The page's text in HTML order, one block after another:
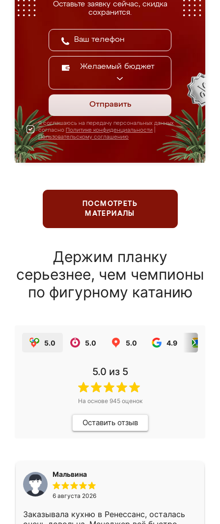
Оставьте заявку сейчас, скидка
сохранится.
Желаемый бюджет
Отправить
Я соглашаюсь на передачу персональных данных
согласно Политике конфиденциальности
Пользовательскому соглашению
ПОСМОТРЕТЬ
МАТЕРИАЛЫ
Держим планку
серьезнее, чем чемпионы
по фигурному катанию
5.0 5.0 5.0 4.9
5.0 из 5
На основе 945оценок
Оставить отзыв
Мальвина
6 августа 2026
Заказывала кухню в Ренессанс, осталась